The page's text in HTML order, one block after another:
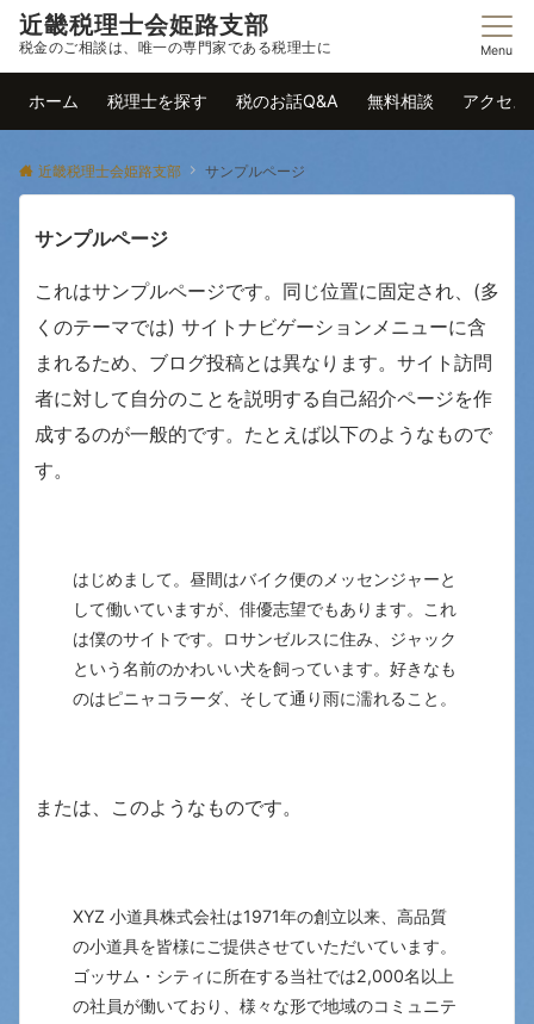
近畿税理士会姫路支部
税金のご相談は、唯一の専門家である税理士に Menu
ホーム 税理士を探す 税のお話Q&A 無料相談 アクセス
近畿税理士会姫路支部 サンプルページ
サンプルページ
これはサンプルページです。同じ位置に固定され、(多
くのテーマでは) サイトナビゲーションメニューに含
まれるため、ブログ投稿とは異なります。サイト訪問
者に対して自分のことを説明する自己紹介ページを作
成するのが一般的です。たとえば以下のようなもので
す。
はじめまして。昼間はバイク便のメッセンジャーと
して働いていますが、俳優志望でもあります。これ
は僕のサイトです。ロサンゼルスに住み、ジャック
という名前のかわいい犬を飼っています。好きなも
のはピニャコラーダ、そして通り雨に濡れること。
または、このようなものです。
XYZ 小道具株式会社は1971年の創立以来、高品質
の小道具を皆様にご提供させていただいています。
ゴッサム・シティに所在する当社では2,000名以上
の社員が働いており、様々な形で地域のコミュニテ